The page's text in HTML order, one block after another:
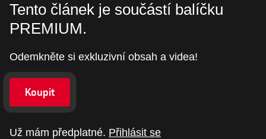
Tento článek je součástí balíčku
PREMIUM.
Odemkněte si exkluzivní obsah a videa!
Koupit
Už mám předplatné. Přihlásit se